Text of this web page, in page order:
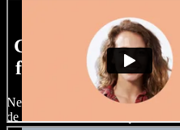
Grande variedade
femininas, com
Nenhum projeto precisa soar
de vozes com IA e sotaques